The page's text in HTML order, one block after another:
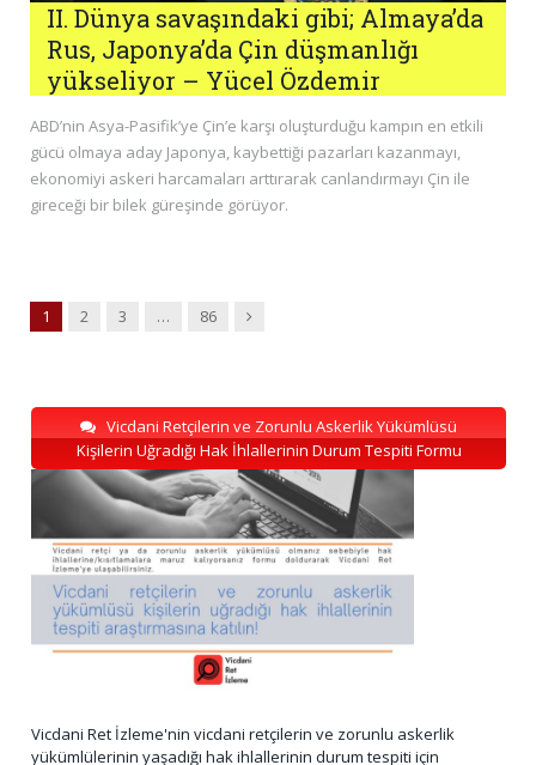
II. Dünya savaşındaki gibi; Almaya’da
Rus, Japonya’da Çin düşmanlığı
yükseliyor – Yücel Özdemir
ABD’nin Asya-Pasifik’ye Çin’e karşı oluşturduğu kampın en etkili
gücü olmaya aday Japonya, kaybettiği pazarları kazanmayı,
ekonomiyi askeri harcamaları arttırarak canlandırmayı Çin ile
gireceği bir bilek güreşinde görüyor.
1 2 3 … 86 Next
Vicdani Retçilerin ve Zorunlu Askerlik Yükümlüsü
Kişilerin Uğradığı Hak İhlallerinin Durum Tespiti Formu
Vicdani Ret İzleme'nin vicdani retçilerin ve zorunlu askerlik
yükümlülerinin yaşadığı hak ihlallerinin durum tespiti için